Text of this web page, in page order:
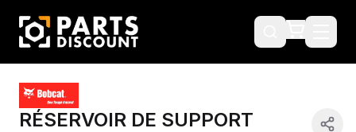
RÉSERVOIR DE SUPPORT